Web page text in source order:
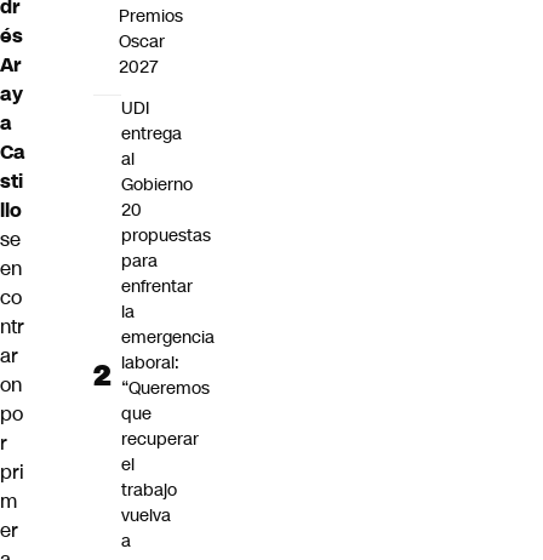
dr
és
Ar
ay
a
Ca
sti
llo
se
en
co
ntr
ar
on
po
r
pri
m
er
Premios
Oscar
2027
UDI
entrega
al
Gobierno
20
propuestas
para
enfrentar
la
emergencia
laboral:
“Queremos
que
recuperar
el
trabajo
vuelva
a